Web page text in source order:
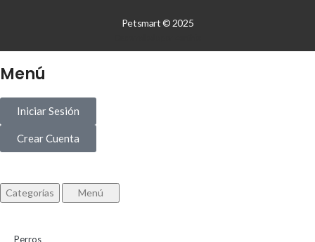
Petsmart © 2025
Menú
Iniciar Sesión
Crear Cuenta
Categorías Menú
Perros